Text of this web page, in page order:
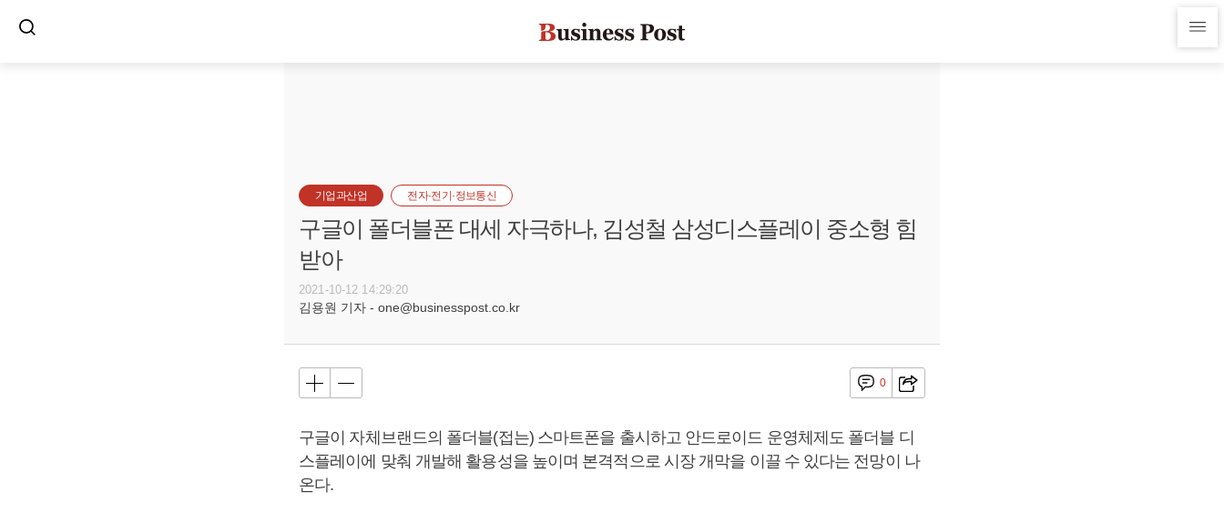
기업과산업 전자·전기·정보통신
구글이 폴더블폰 대세 자극하나, 김성철 삼성디스플레이 중소형 힘
받아
2021-10-12 14:29:20
김용원 기자 - one@businesspost.co.kr
0
구글이 자체브랜드의 폴더블(접는) 스마트폰을 출시하고 안드로이드 운영체제도 폴더블 디
스플레이에 맞춰 개발해 활용성을 높이며 본격적으로 시장 개막을 이끌 수 있다는 전망이 나
온다.